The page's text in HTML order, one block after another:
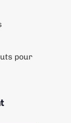
pour